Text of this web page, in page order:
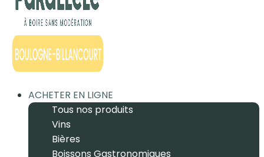
ACHETER EN LIGNE
Tous nos produits
Vins
Bières
Boissons Gastronomiques